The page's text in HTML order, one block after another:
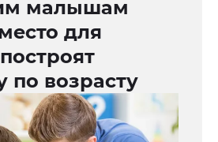
малышам
для
по возрасту